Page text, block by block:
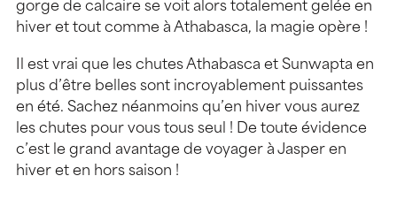
gorge de calcaire se voit alors totalement gelée en
hiver et tout comme à Athabasca, la magie opère !
Il est vrai que les chutes Athabasca et Sunwapta en
plus d’être belles sont incroyablement puissantes
en été. Sachez néanmoins qu’en hiver vous aurez
les chutes pour vous tous seul ! De toute évidence
c’est le grand avantage de voyager à Jasper en
hiver et en hors saison !